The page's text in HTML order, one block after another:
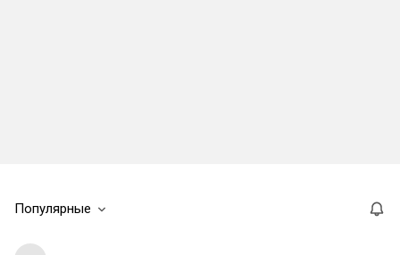
Популярные